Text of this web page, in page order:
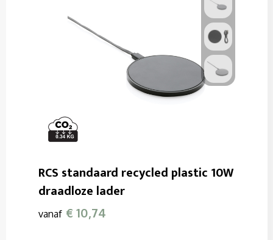
RCS standaard recycled plastic 10W
draadloze lader
vanaf € 10,74